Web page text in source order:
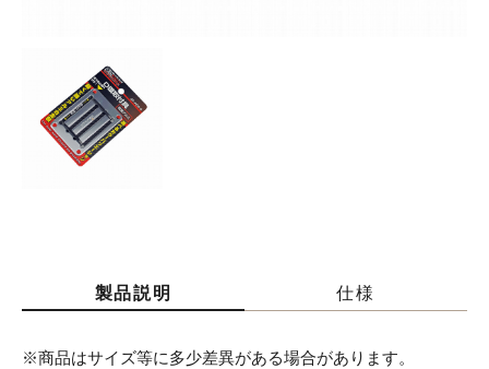
製品説明 仕様
※商品はサイズ等に多少差異がある場合があります。